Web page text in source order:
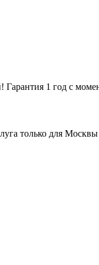
! Гарантия 1 год с
только для